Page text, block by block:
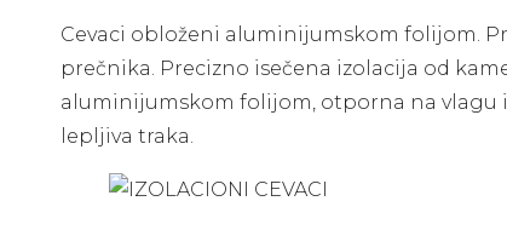
Cevaci obloženi aluminijumskom folijom.
prečnika. Precizno isečena izolacija od
aluminijumskom folijom, otporna na vlagu
lepljiva traka.